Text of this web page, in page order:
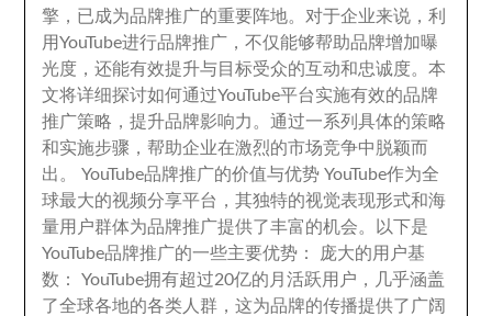
擎 ， 已成为品牌推广的重要阵地。 对于企业来说 ，利
用YouTube进行品牌推广 ，不仅能够帮助品牌增加曝
光度 ，还能有效提升与目标受众的互动和忠诚度。本
文将详细探讨如何通过YouTube平台实施有效的品牌
推广策略 ，提升品牌影响力 。通过一系列具体的策略
和实施步骤 ，帮助企业在激烈的市场竞争中脱颖而
出 。YouTube品牌推广的价值与优势 YouTube作为全
球最大的视频分享平台 ，其独特的视觉表现形式和海
量用户群体为品牌推广提供了丰富的机会。
以下是
YouTube品牌推广的一些主要优势 ： 庞大的用户基
数 ：YouTube拥有超过20亿的月活跃用户 ，
几乎涵盖
了全球各地的各类人群 ，这为品牌的传播提供了广阔